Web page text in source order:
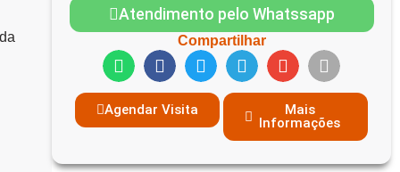
Atendimento pelo Whatssapp
Compartilhar
Agendar Visita
Mais
Informações